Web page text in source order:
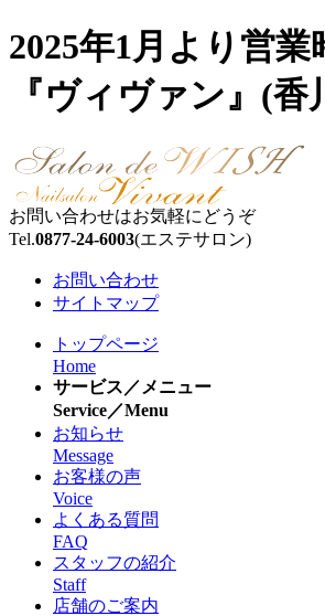
2025年1月より営
『ヴィヴァン』(
お問い合わせはお気軽にどうぞ
Tel.0877-24-6003(エステサロン)
お問い合わせ
サイトマップ
トップページ
Home
サービス／メニュー
Service／Menu
お知らせ
Message
お客様の声
Voice
よくある質問
FAQ
スタッフの紹介
Staff
店舗のご案内